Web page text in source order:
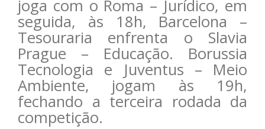
joga com o Roma – Jurídico, em
seguida, às 18h, Barcelona –
Tesouraria enfrenta o Slavia
Prague – Educação. Borussia
Tecnologia e Juventus – Meio
Ambiente, jogam às 19h,
fechando a terceira rodada da
competição.